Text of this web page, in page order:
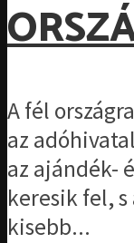
A fél
az
az ajándék-
keresik fel,
kisebb...